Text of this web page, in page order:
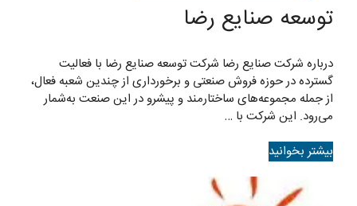
توسعه صنایع رضا
درباره شرکت صنایع رضا شرکت توسعه صنایع رضا با فعالیت
گسترده در حوزه فروش صنعتی و برخورداری از چندین شعبه فعال،
از جمله مجموعه‌های ساختارمند و پیشرو در این صنعت به‌شمار
می‌رود. این شرکت با …
بیشتر بخوانید